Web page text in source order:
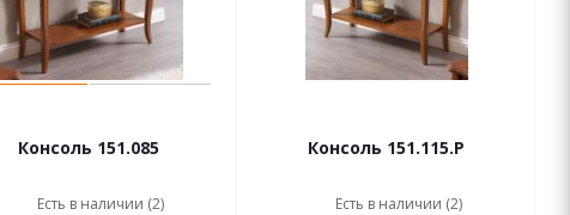
Консоль 151.085
Есть в наличии (2)
Консоль 151.115.P
Есть в наличии (2)